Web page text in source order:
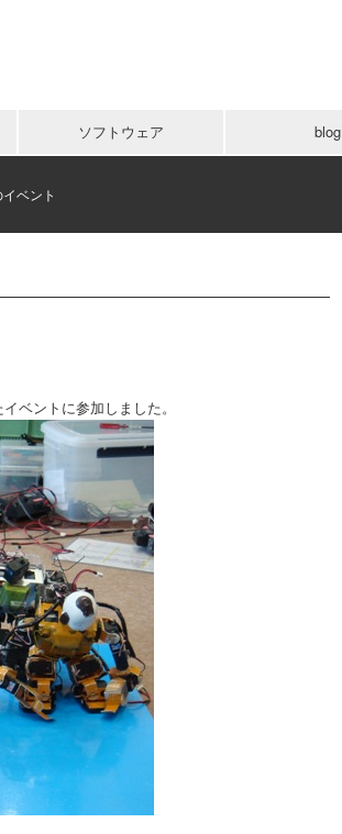
ソフトウェア blog
ベント
ベントに参加しました。